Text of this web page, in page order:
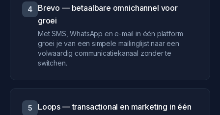
4
Brevo — betaalbare omnichannel voor
groei
Met SMS, WhatsApp en e-mail in één platform
groei je van een simpele mailinglijst naar een
volwaardig communicatiekanaal zonder te
switchen.
5 Loops — transactional en marketing in één